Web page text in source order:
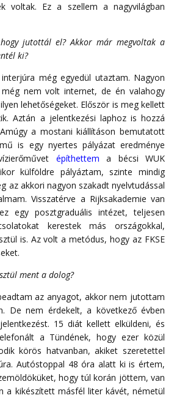
voltak. Ez a szellem a nagyvilágban
jutottál el? Akkor már megvoltak a
ki?
még egyedül utaztam. Nagyon
nem volt internet, de én valahogy
lehetőségeket. Először is meg kellett
Aztán a jelentkezési laphoz is hozzá
a mostani kiállításon bemutatott
is egy nyertes pályázat eredménye
építhettem a bécsi WUK
külföldre pályáztam, szinte mindig
az akkori nagyon szakadt nyelvtudással
Visszatérve a Rijksakademie van
egy posztgraduális intézet, teljesen
kerestek más országokkal,
is. Az volt a metódus, hogy az FKSE
ment a dolog?
az anyagot, akkor nem jutottam
De nem érdekelt, a következő évben
15 diát kellett elküldeni, és
a Tündének, hogy ezer közül
körös hatvanban, akiket szeretettel
Autóstoppal 48 óra alatt ki is értem,
hogy túl korán jöttem, van
a kikészített másfél liter kávét, németül